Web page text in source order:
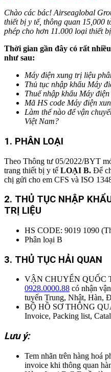
Chào các bác! Airseaglobal
thiết bị y tế, thông quan 15,000
phép cho hơn 11.000 loại thiết
Thời gian gần đây có rất
như sau:
Máy điện xung trị liệu
Thủ tục nhập khẩu Máy
Thuế nhập khẩu Máy
Mã HS code Máy điện
Làm thế nào để vận
Việt Nam?
1. PHÂN LOẠI
Theo Thông tư 05/2022/BYT
trang thiết bị y tế LOẠI B. Để
chị gửi cho em CFS và ISO
2. THỦ TỤC NHẬP
TRỊ LIỆU
HS CODE: 9019 1090
Phân loại B
3. THỦ TỤC HẢI QUAN
VẬN CHUYỂN QUỐC
0928.0000.88 có nhận
tuyến Trung, Nhật, Hàn,
BỘ HỒ SƠ THÔNG
Invoice, Packing list,
Lưu ý:
Tem nhãn trên hàng hoá
invoice khi thông quan